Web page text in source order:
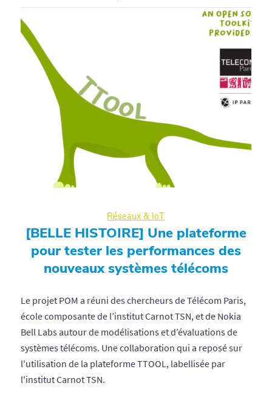
Réseaux & IoT
[BELLE HISTOIRE] Une plateforme
pour tester les performances des
nouveaux systèmes télécoms
Le projet POM a réuni des chercheurs de Télécom Paris,
école composante de l’institut Carnot TSN, et de Nokia
Bell Labs autour de modélisations et d’évaluations de
systèmes télécoms. Une collaboration qui a reposé sur
l'utilisation de la plateforme TTOOL, labellisée par
l'institut Carnot TSN.